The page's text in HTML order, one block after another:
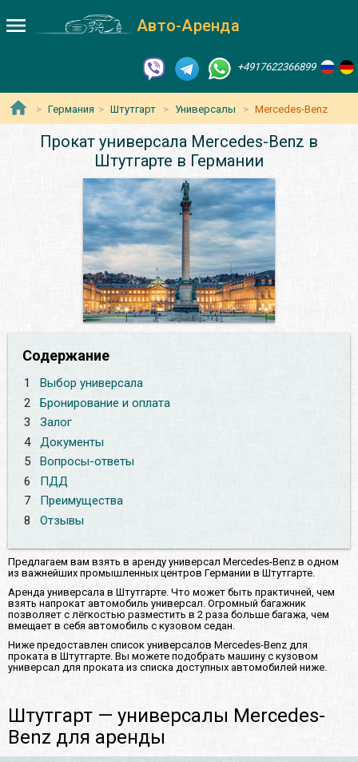
Авто-Аренда
+4917622366899
Германия Штутгарт Универсалы Mercedes-Benz
Прокат универсала Mercedes-Benz в
Штутгарте в Германии
Содержание
1
Выбор универсала
2
Бронирование и оплата
3
Залог
4
Документы
5
Вопросы-ответы
6
ПДД
7
Преимущества
8
Отзывы
Предлагаем вам взять в аренду универсал Mercedes-Benz в одном
из важнейших промышленных центров Германии в Штутгарте.
Аренда универсала в Штутгарте. Что может быть практичней, чем
взять напрокат автомобиль универсал. Огромный багажник
позволяет с лёгкостью разместить в 2 раза больше багажа, чем
вмещает в себя автомобиль с кузовом седан.
Ниже предоставлен список универсалов Mercedes-Benz для
проката в Штутгарте. Вы можете подобрать машину с кузовом
универсал для проката из списка доступных автомобилей ниже.
Штутгарт — универсалы Mercedes-
Benz для аренды